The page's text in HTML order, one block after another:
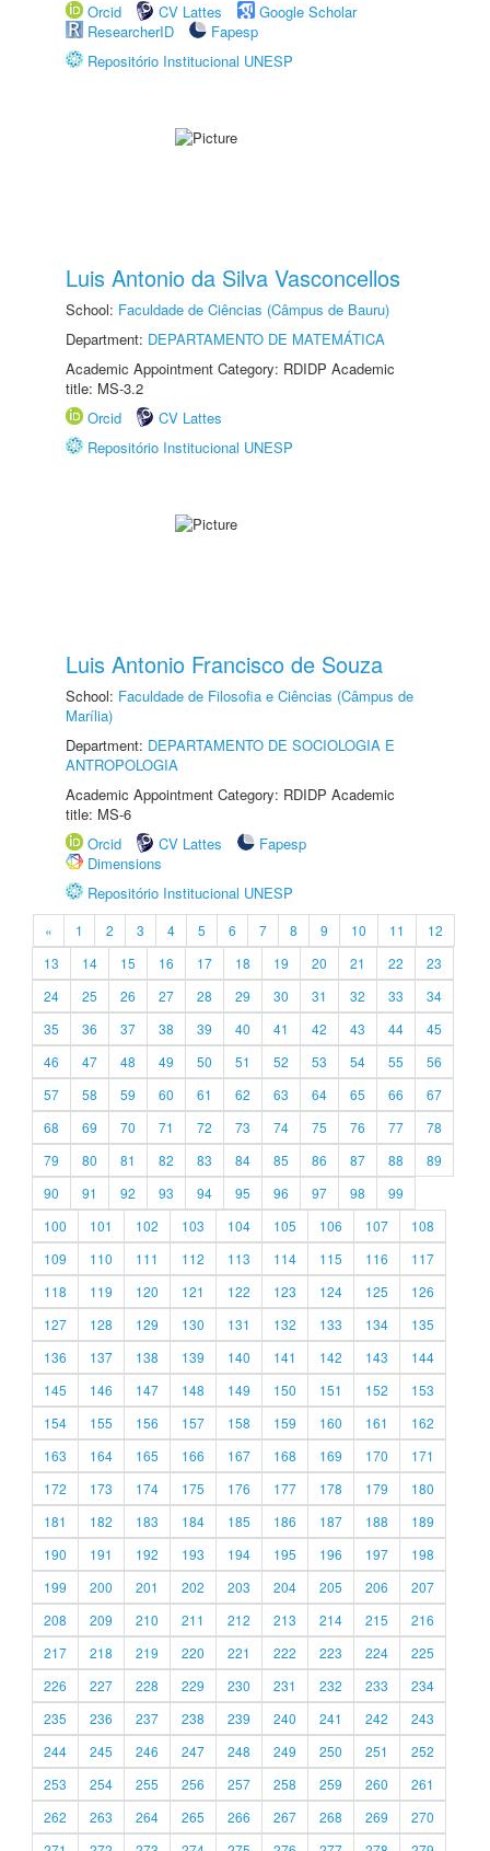
Orcid
CV Lattes
Google Scholar
ResearcherID
Fapesp
Repositório Institucional UNESP
Luis Antonio da Silva Vasconcellos
School: Faculdade de Ciências (Câmpus de Bauru)
Department: DEPARTAMENTO DE MATEMÁTICA
Academic Appointment Category: RDIDP Academic
title: MS-3.2
Orcid
CV Lattes
Repositório Institucional UNESP
Luis Antonio Francisco de Souza
School: Faculdade de Filosofia e Ciências (Câmpus de
Marília)
Department: DEPARTAMENTO DE SOCIOLOGIA E
ANTROPOLOGIA
Academic Appointment Category: RDIDP Academic
title: MS-6
Orcid
CV Lattes
Fapesp
Dimensions
Repositório Institucional UNESP
« 1 2 3 4 5 6 7 8 9 10 11
12
13
14 15 16 17 18 19 20 21 22
23
24
25 26 27 28 29 30 31 32 33
34
35
36 37 38 39 40 41 42 43 44
45
46
47 48 49 50 51 52 53 54 55
56
57
58 59 60 61 62 63 64 65 66
67
68
69 70 71 72 73 74 75 76 77
78
79
80 81 82 83 84 85 86 87 88
89
90
91 92 93 94 95 96 97 98
99
100
101 102 103 104 105 106 107
108
109
110 111 112 113 114 115 116
117
118
119 120 121 122 123 124 125
126
127
128 129 130 131 132 133 134
135
136
137 138 139 140 141 142 143
144
145
146 147 148 149 150 151 152
153
154
155 156 157 158 159 160 161
162
163
164 165 166 167 168 169 170
171
172
173 174 175 176 177 178 179
180
181
182 183 184 185 186 187 188
189
190
191 192 193 194 195 196 197
198
199
200 201 202 203 204 205 206
207
208
209 210 211 212 213 214 215
216
217
218 219 220 221 222 223 224
225
226
227 228 229 230 231 232 233
234
235
236 237 238 239 240 241 242
243
244
245 246 247 248 249 250 251
252
253
254 255 256 257 258 259 260
261
262
263 264 265 266 267 268 269
270